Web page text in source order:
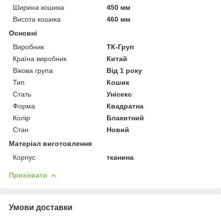
Ширина кошика
450 мм
Висота кошика
460 мм
Основні
Виробник
ТК-Груп
Країна виробник
Китай
Вікова група
Від 1 року
Тип
Кошик
Стать
Унісекс
Форма
Квадратна
Колір
Блакитний
Стан
Новий
Матеріал виготовлення
Корпус
тканина
Приховати
Умови доставки